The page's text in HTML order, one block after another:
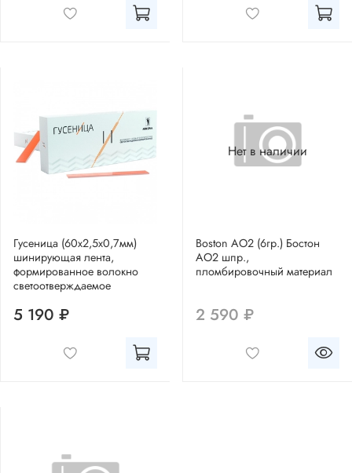
Гусеница (60х2,5х0,7мм)
шинирующая лента,
формированное волокно
светоотверждаемое
5 190 ₽
Нет в наличии
Boston AO2 (6гр.) Бостон
АО2 шпр.,
пломбировочный материал
2 590 ₽